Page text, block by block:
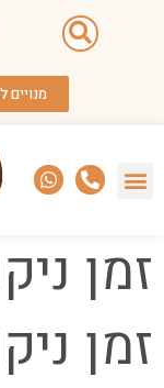
מנויים
זמן
זמן